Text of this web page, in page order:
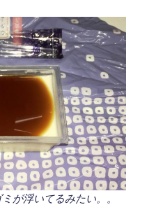
が浮いてるみたい。。